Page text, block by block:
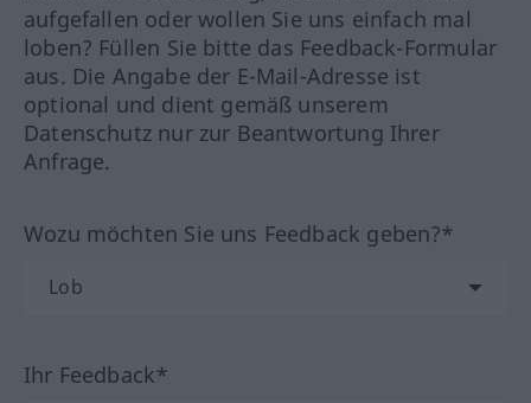
aufgefallen oder wollen Sie uns einfach mal
loben? Füllen Sie bitte das Feedback-Formular
aus. Die Angabe der E-Mail-Adresse ist
optional und dient gemäß unserem
Datenschutz nur zur Beantwortung Ihrer
Anfrage.
Wozu möchten Sie uns Feedback geben?*
Ihr Feedback*